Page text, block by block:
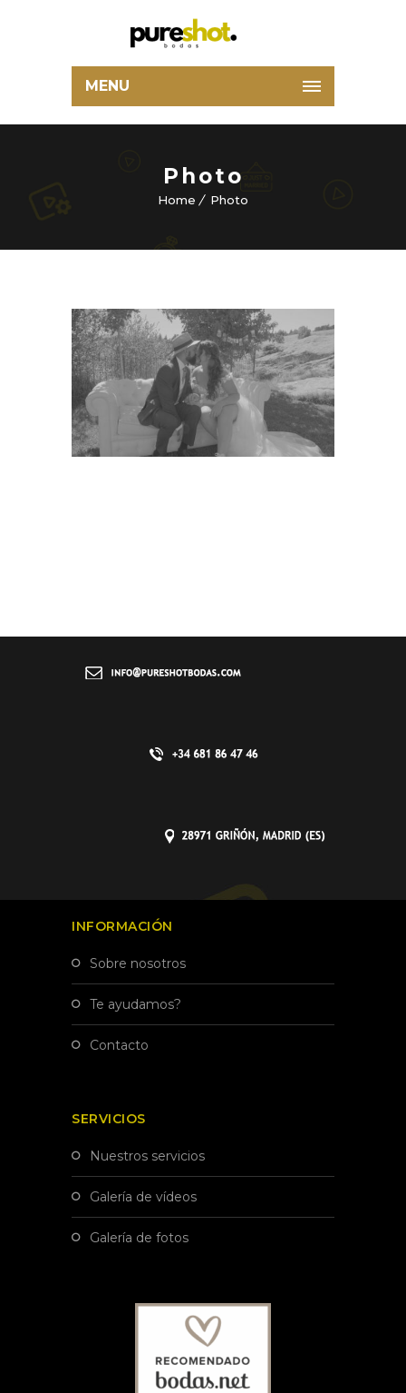
MENU
Photo
Home Photo
INFORMACIÓN
sobre nosotros
te ayudamos?
contacto
SERVICIOS
nuestros servicios
galería de vídeos
galería de fotos